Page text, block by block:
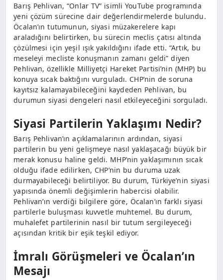
Barış Pehlivan, “Onlar TV” isimli YouTube programında
yeni çözüm sürecine dair değerlendirmelerde bulundu.
Öcalan’ın tutumunun, siyasi müzakerelere kapı
araladığını belirtirken, bu sürecin meclis çatısı altında
çözülmesi için yeşil ışık yakıldığını ifade etti. “Artık, bu
meseleyi mecliste konuşmanın zamanı geldi” diyen
Pehlivan, özellikle Milliyetçi Hareket Partisi’nin (MHP) bu
konuya sıcak baktığını vurguladı. CHP’nin de soruna
kayıtsız kalamayabileceğini kaydeden Pehlivan, bu
durumun siyasi dengeleri nasıl etkileyeceğini sorguladı.
Siyasi Partilerin Yaklaşımı Nedir?
Barış Pehlivan’ın açıklamalarının ardından, siyasi
partilerin bu yeni gelişmeye nasıl yaklaşacağı büyük bir
merak konusu haline geldi. MHP’nin yaklaşımının sıcak
olduğu ifade edilirken, CHP’nin bu duruma uzak
durmayabileceği belirtiliyor. Bu durum, Türkiye’nin siyasi
yapısında önemli değişimlerin habercisi olabilir.
Pehlivan’ın verdiği bilgilere göre, Öcalan’ın farklı siyasi
partilerle buluşması kuvvetle muhtemel. Bu durum,
muhalefet partilerinin nasıl bir tutum sergileyeceği
açısından kritik bir eşik teşkil ediyor.
İmralı Görüşmeleri ve Öcalan’ın
Mesajı